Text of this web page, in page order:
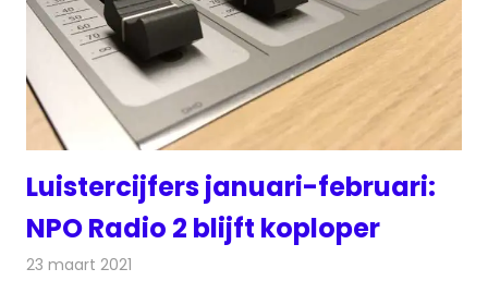
Luistercijfers januari-februari:
NPO Radio 2 blijft koploper
23 maart 2021